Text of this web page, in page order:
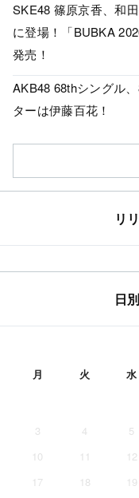
SKE48 篠原京香、和
に登場！「BUBKA
発売！
AKB48 68thシングル
ターは伊藤百花！
リ
日
月 火 水
3
4 5
10
11 12
17
18 19